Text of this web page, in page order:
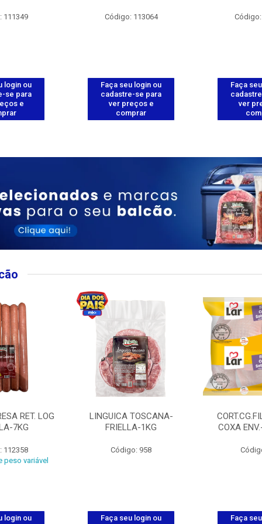
111349
login ou
se para
e
Código: 113064
Faça seu login ou
cadastre-se para
ver preços e
comprar
Código:
Faça
ver
RET. LOG
7KG
112358
peso variável
login ou
LINGUICA TOSCANA-
FRIELLA-1KG
Código: 958
Faça seu login ou
COXA
Faça